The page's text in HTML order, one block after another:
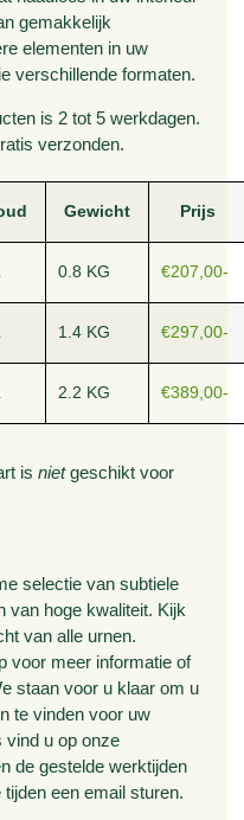
gemakkelijk
elementen in uw
verschillende formaten.
is 2 tot 5 werkdagen.
verzonden.
Gewicht Prijs
0.8 KG €207,00-
1.4 KG €297,00-
2.2 KG €389,00-
isnietgeschikt voor
selectie van subtiele
van hoge kwaliteit. Kijk
van alle urnen.
voor meer informatie of
staan voor u klaar om u
te vinden voor uw
vind u op onze
de gestelde werktijden
een email sturen.